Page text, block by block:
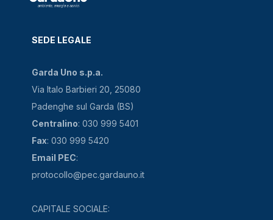
SEDE LEGALE
Garda Uno s.p.a.
Via Italo Barbieri 20, 25080
Padenghe sul Garda (BS)
Centralino: 030 999 5401
Fax: 030 999 5420
Email PEC:
protocollo@pec.gardauno.it
CAPITALE SOCIALE: